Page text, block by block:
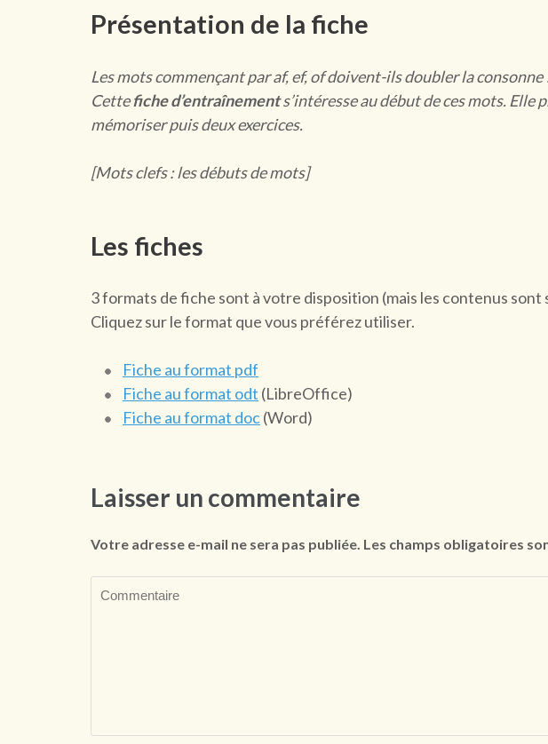
Présentation de la fiche
Les mots commençant par af, ef, of doivent-ils doubler la consonne
Cettefiche d’entraînements’intéresse au début de ces mots. Elle
mémoriser puis deux exercices.
[Mots clefs : les débuts de mots]
Les fiches
3 formats de fiche sont à votre disposition (mais les contenus
Cliquez sur le format que vous préférez utiliser.
Fiche au format pdf
Fiche au format odt (LibreOffice)
Fiche au format doc(Word)
Laisser un commentaire
Votre adresse e-mail ne sera pas publiée. Les champs obligatoires